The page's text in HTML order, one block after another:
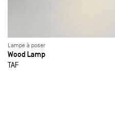
Lampe à poser
Wood Lamp
TAF